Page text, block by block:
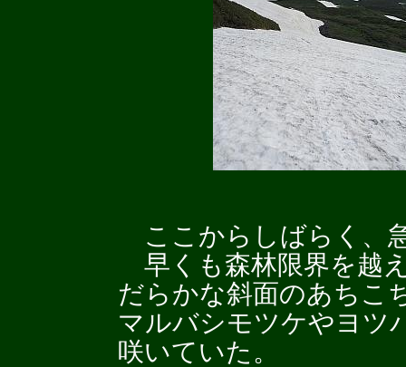
ここからしばらく、
早くも森林限界を越
だらかな斜面のあちこ
マルバシモツケやヨツ
咲いていた。